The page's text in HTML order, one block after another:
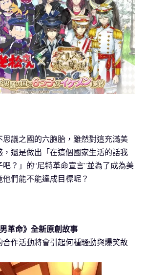
思議之國的六胞胎，雖然對這充滿美
，還是做出「在這個國家生活的話我
？」的“尼特革命宣言”並為了成為美
們能不能達成目標呢？
革命》全新原創故事
作活動將會引起何種騷動與爆笑故